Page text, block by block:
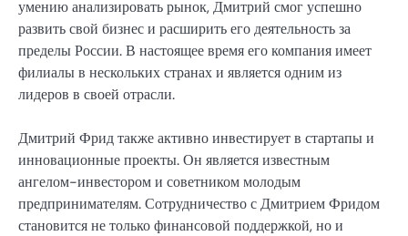
умению анализировать рынок, Дмитрий смог успешно
развить свой бизнес и расширить его деятельность за
пределы России. В настоящее время его компания имеет
филиалы в нескольких странах и является одним из
лидеров в своей отрасли.
Дмитрий Фрид также активно инвестирует в стартапы и
инновационные проекты. Он является известным
ангелом-инвестором и советником молодым
предпринимателям. Сотрудничество с Дмитрием Фридом
становится не только финансовой поддержкой, но и